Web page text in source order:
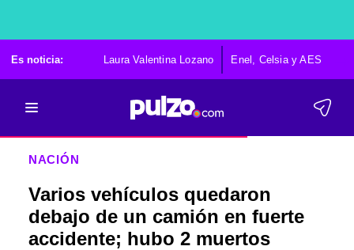
Es noticia: Laura Valentina Lozano Enel, Celsia y AES
NACIÓN
Varios vehículos quedaron
debajo de un camión en fuerte
accidente; hubo 2 muertos